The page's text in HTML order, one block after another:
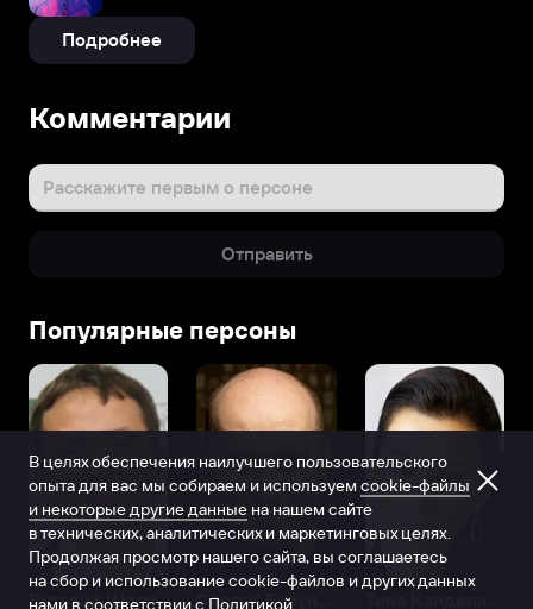
Подробнее
Комментарии
Расскажите первым о персоне
Отправить
Популярные персоны
Виталий Шляппо
В целях обеспечения наилучшего пользовательского
опыта для вас мы собираем и используем cookie-файлы
и некоторые другие данные на нашем сайте
в технических, аналитических и маркетинговых целях.
Продолжая просмотр нашего сайта, вы соглашаетесь
на сбор и использование cookie-файлов и других данных
нами в соответствии с Политикой